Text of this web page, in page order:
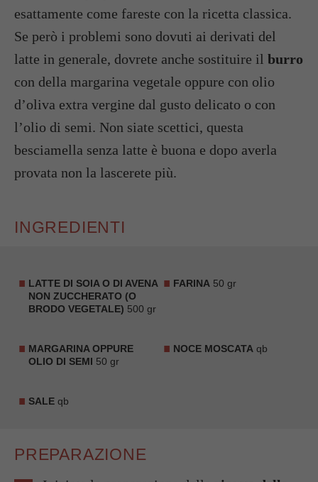
esattamente come fareste con la ricetta classica.
Se però i problemi sono dovuti ai derivati del
latte in generale, dovrete anche sostituire il burro
con della margarina vegetale oppure con olio
d’oliva extra vergine dal gusto delicato o con
l’olio di semi. Non siate scettici, questa
besciamella senza latte è buona e dopo averla
provata non la lascerete più.
INGREDIENTI
LATTE DI SOIA O DI AVENA
NON ZUCCHERATO (O
BRODO VEGETALE) 500 gr
FARINA 50 gr
MARGARINA OPPURE
OLIO DI SEMI 50 gr
NOCE MOSCATA qb
SALE qb
PREPARAZIONE